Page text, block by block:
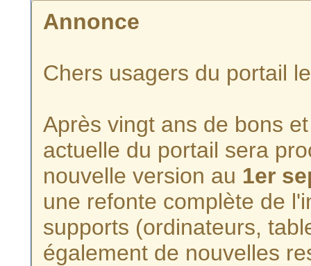
Annonce
Chers usagers du portail
Après vingt ans de bons
actuelle du portail sera
nouvelle version au 1er
une refonte complète de
supports (ordinateurs,
également de nouvelles